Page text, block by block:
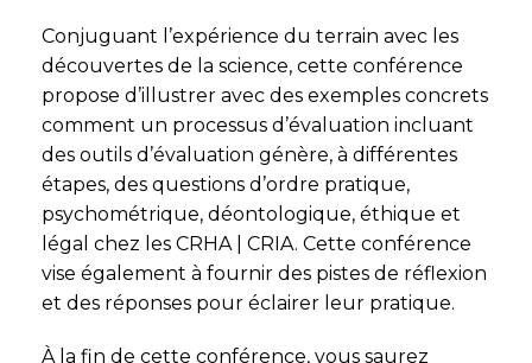
Conjuguant l’expérience du terrain avec les
découvertes de la science, cette conférence
propose d’illustrer avec des exemples concrets
comment un processus d’évaluation incluant
des outils d’évaluation génère, à différentes
étapes, des questions d’ordre pratique,
psychométrique, déontologique, éthique et
légal chez les CRHA | CRIA. Cette conférence
vise également à fournir des pistes de réflexion
et des réponses pour éclairer leur pratique.
À la fin de cette conférence, vous saurez